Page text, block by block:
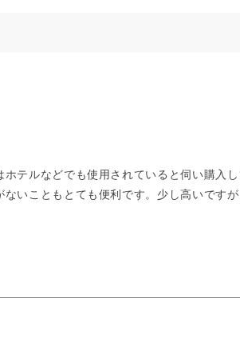
テルなどでも使用されていると伺い購入し
いこともとても便利です。少し高いですが